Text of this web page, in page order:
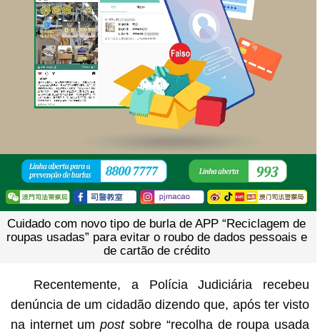
Cuidado com novo tipo de burla de APP “Reciclagem de
roupas usadas” para evitar o roubo de dados pessoais e
de cartão de crédito
Recentemente, a Polícia Judiciária recebeu
denúncia de um cidadão dizendo que, após ter visto
na internet umpostsobre “recolha de roupa usada